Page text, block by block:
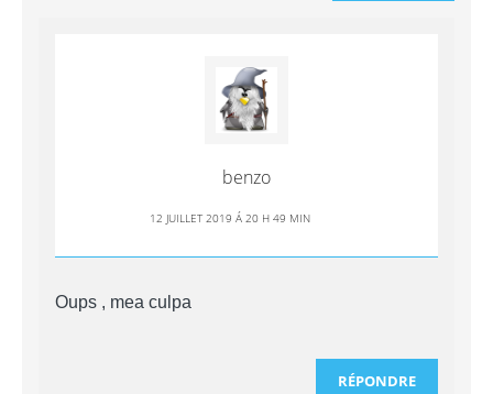
benzo
12 JUILLET 2019 Á 20 H 49 MIN
Oups , mea culpa
RÉPONDRE